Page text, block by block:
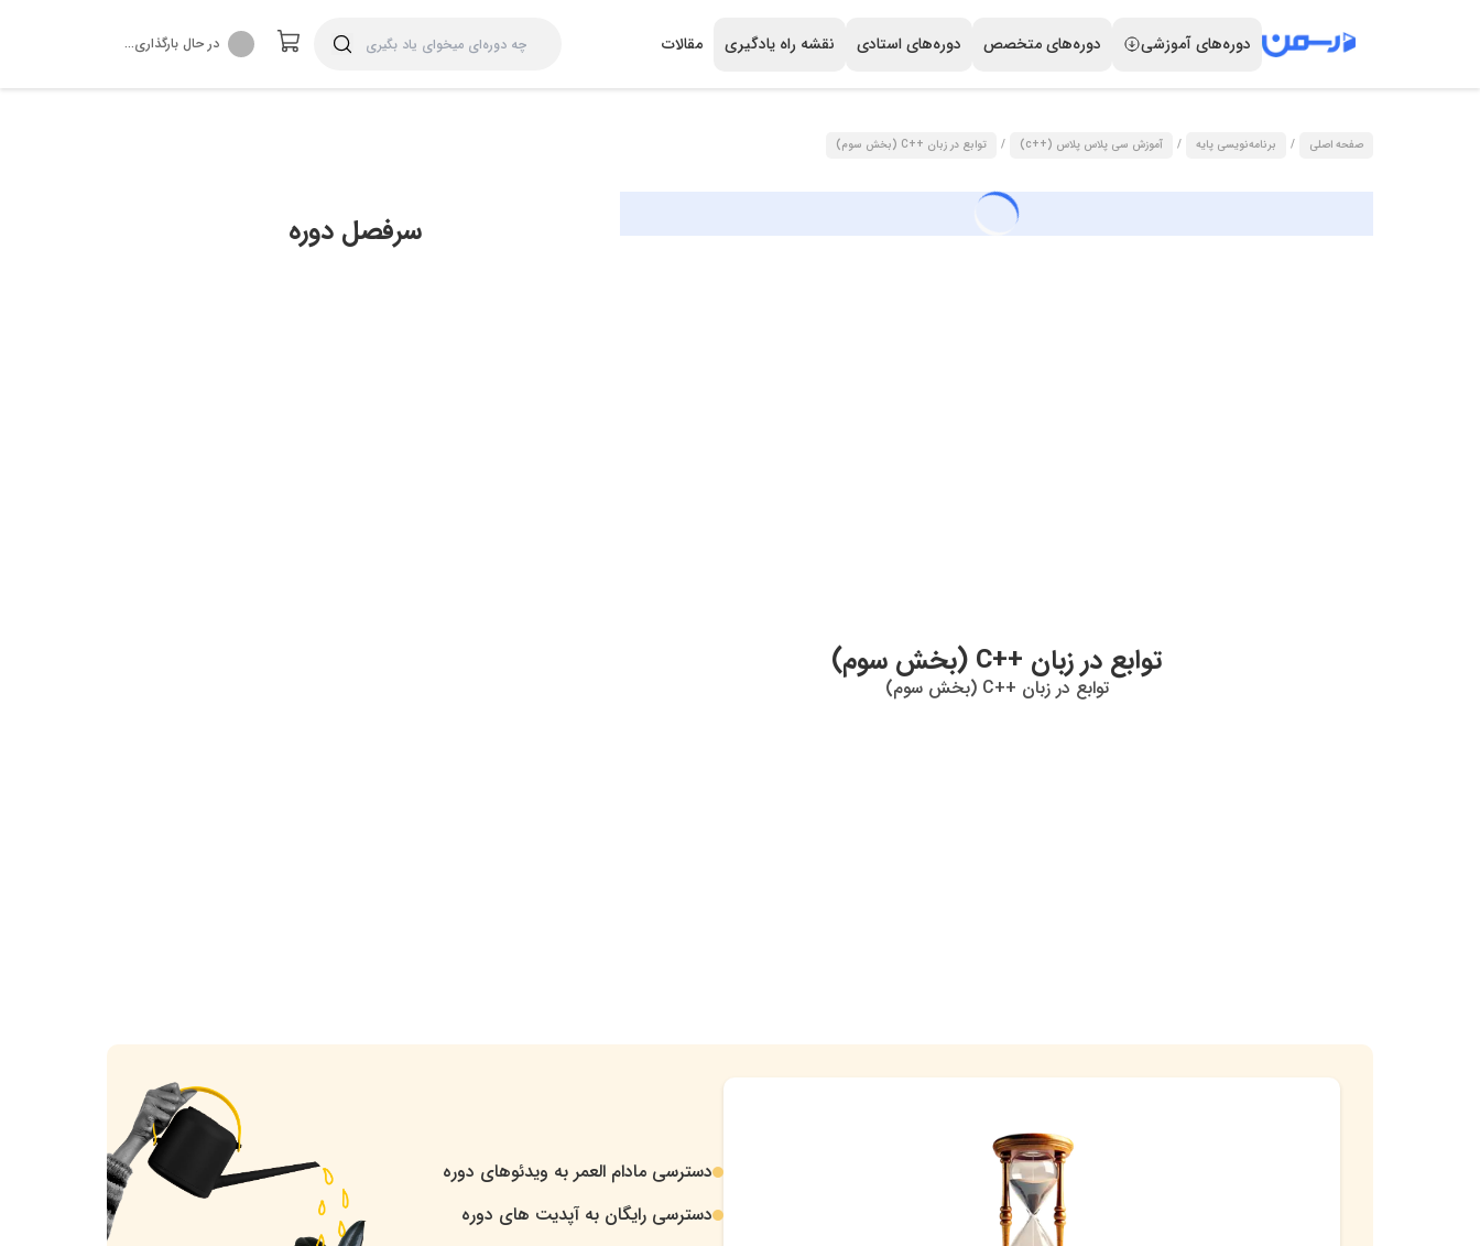
دوره‌های آموزشی دوره‌های متخصص دوره‌های استادی نقشه راه یادگیری مقالات در حال بارگذاری...
صفحه اصلی / برنامه‌نویسی پایه / آموزش سی پلاس پلاس (++c) / توابع در زبان ++C (بخش سوم)
سرفصل دوره
توابع در زبان ++C (بخش سوم)
توابع در زبان ++C (بخش سوم)
. دسترسی مادام العمر به ویدئوهای دوره
. دسترسی رایگان به آپدیت های دوره